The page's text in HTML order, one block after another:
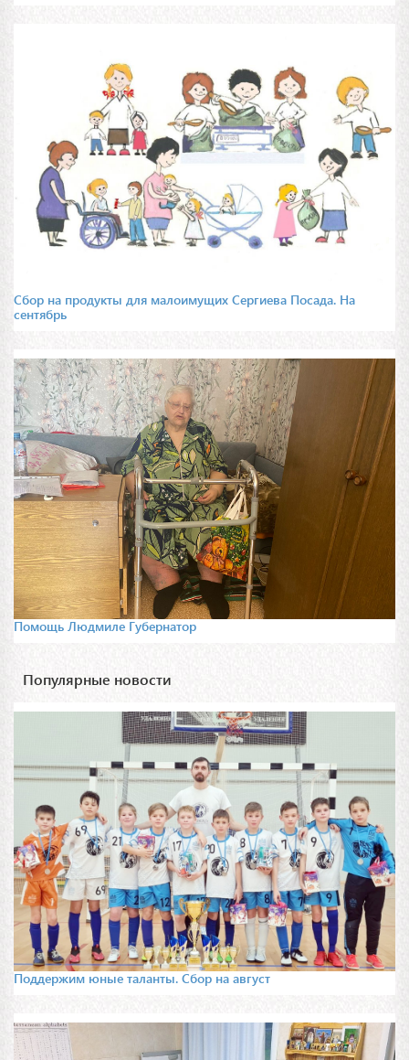
Сбор на продукты для малоимущих Сергиева Посада. На
сентябрь
Помощь Людмиле Губернатор
Популярные новости
Поддержим юные таланты. Сбор на август